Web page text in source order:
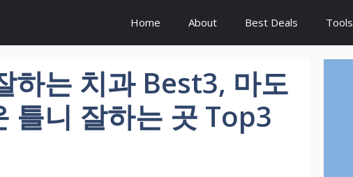
Home About Best Deals Tools
하는 치과 Best3, 마도
틀니 잘하는 곳 Top3